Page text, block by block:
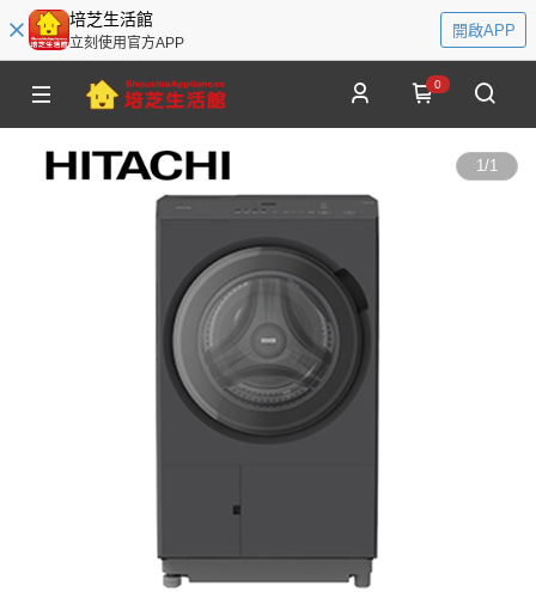
培芝生活館
立刻使用官方APP
開啟APP
0
1/1